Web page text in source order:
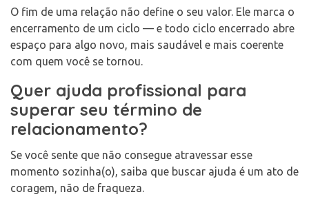
O fim de uma relação não define o seu valor. Ele marca o
encerramento de um ciclo — e todo ciclo encerrado abre
espaço para algo novo, mais saudável e mais coerente
com quem você se tornou.
Quer ajuda profissional para
superar seu término de
relacionamento?
Se você sente que não consegue atravessar esse
momento sozinha(o), saiba que buscar ajuda é um ato de
coragem, não de fraqueza.